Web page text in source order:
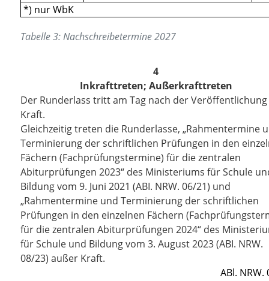
*) nur WbK
Tabelle 3: Nachschreibetermine 2027
4
Inkrafttreten; Außerkrafttreten
Der Runderlass tritt am Tag nach der
Kraft.
Gleichzeitig treten die Runderlasse, „Rahmentermine
Terminierung der schriftlichen Prüfungen in den
Fächern (Fachprüfungstermine) für die zentralen
Abiturprüfungen 2023“ des Ministeriums für Schule
Bildung vom 9. Juni 2021 (ABI. NRW. 06/21) und
„Rahmentermine und Terminierung der schriftlichen
Prüfungen in den einzelnen Fächern
für die zentralen Abiturprüfungen 2024“ des
für Schule und Bildung vom 3. August2023 (ABI. NRW.
08/23) außer Kraft.
ABl. NRW.